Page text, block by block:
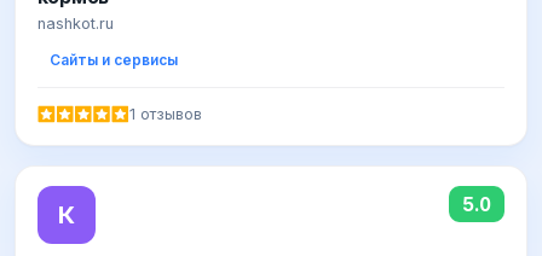
nashkot.ru
Сайты и сервисы
1 отзывов
К 5.0